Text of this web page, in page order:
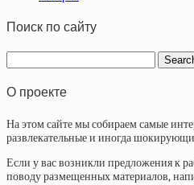
Поиск по сайту
О проекте
На этом сайте мы собираем самые
развлекательные и иногда
Если у вас возникли предложения к
поводу размещенных материалов,